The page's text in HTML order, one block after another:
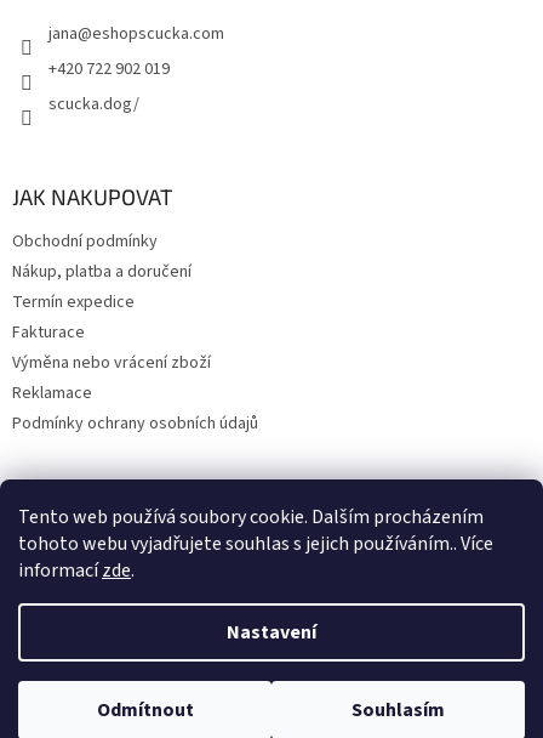
Tento web používá soubory cookie. Dalším procházením
tohoto webu vyjadřujete souhlas s jejich používáním.. Více
informacízde.
Nastavení
Odmítnout Souhlasím
jana@eshopscucka.com
+420 722 902 019
scucka.dog/
JAK NAKUPOVAT
Obchodní podmínky
Nákup, platba a doručení
Termín expedice
Fakturace
Výměna nebo vrácení zboží
Reklamace
Podmínky ochrany osobních údajů
Upravil 404notfound.cz
Vytvořil Shoptet
Copyright 2026SCUCKADOG . Všechna práva vyhrazena.